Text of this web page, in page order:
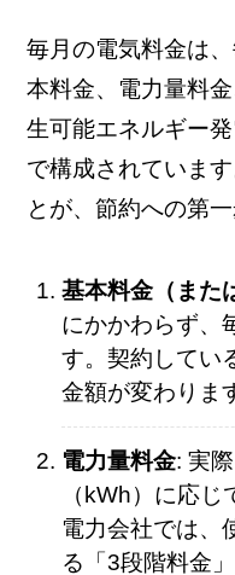
毎月の電気料金は
本料金、電力量料
生可能エネルギー
で構成されていま
とが、節約への第一
基本料金（また
にかかわらず、
す。契約してい
金額が変わりま
電力量料金: 実
（kWh）に応
電力会社では、
る「3段階料金